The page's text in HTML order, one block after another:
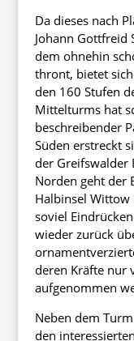
Da dieses nach
Johann Gottfreid
dem ohnehin
thront, bietet
den 160 Stufen
Mittelturms hat
beschreibender
Süden erstreckt
der Greifswalder
Norden geht der
Halbinsel Wittow
soviel
wieder zurück
deren Kräfte nur
aufgenommen
Neben dem
den